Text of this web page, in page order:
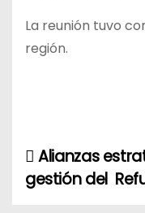
La reunión tuvo
región.
N
a
Alianzas
gestión del